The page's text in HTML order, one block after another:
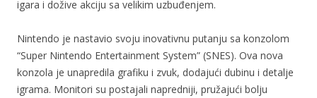
igara i dožive akciju sa velikim uzbuđenjem.
Nintendo je nastavio svoju inovativnu putanju sa konzolom
“Super Nintendo Entertainment System” (SNES). Ova nova
konzola je unapredila grafiku i zvuk, dodajući dubinu i detalje
igrama. Monitori su postajali napredniji, pružajući bolju